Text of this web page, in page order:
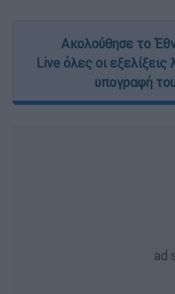
Ακολούθησε το
Live όλες οι
υπογραφή